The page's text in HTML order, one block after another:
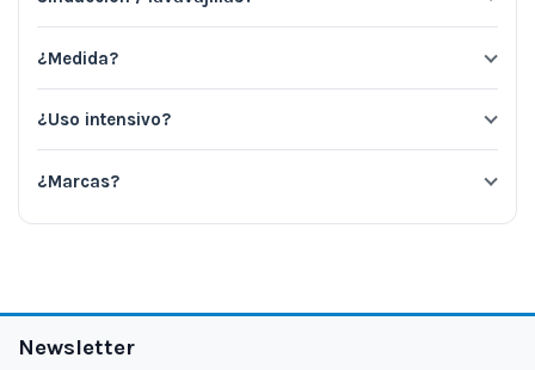
¿Medida?
¿Uso intensivo?
¿Marcas?
Newsletter